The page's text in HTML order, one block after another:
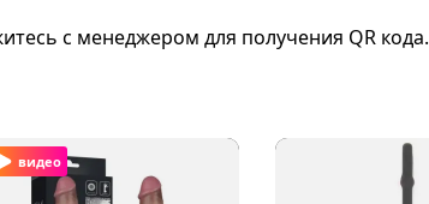
с менеджером для получения QR кода.
видео